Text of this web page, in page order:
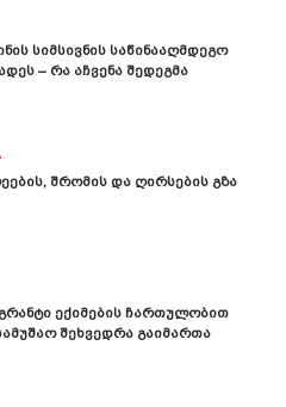
Სიმსივნის Საწინააღმდეგო
– Რა Აჩვენა Შედეგმა
Შრომის Და Ღირსების Გზა
Ექიმების Ჩართულობით
Შეხვედრა Გაიმართა